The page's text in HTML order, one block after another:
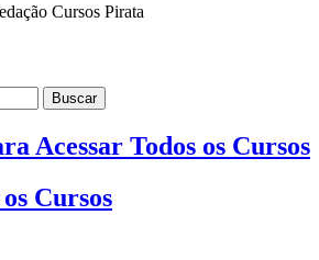
Cursos Pirata
Buscar
Acessar Todos os Cursos
Cursos